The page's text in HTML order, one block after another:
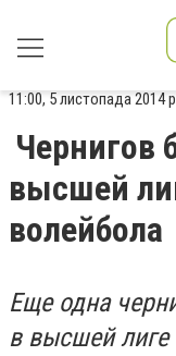
11:00, 5 листопада 2014
Чернигов
высшей
волейбола
Еще одна
в высшей